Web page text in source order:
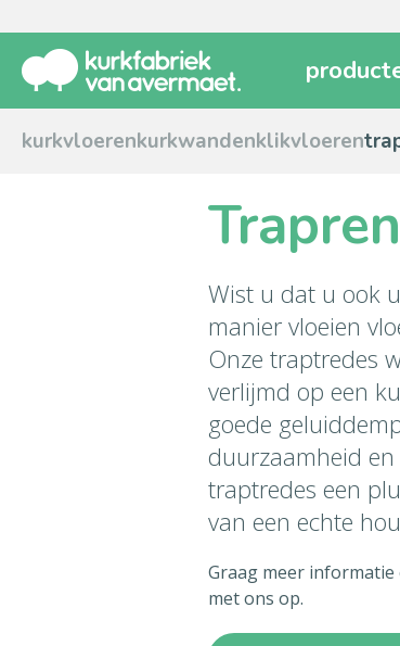
kurkvloerenkurkwandenklikvloeren
Wist u dat u ook
manier vloeien
Onze traptredes
verlijmd op een
goede
duurzaamheid
traptredes een
van een echte
Graag meer informatie
met ons op.